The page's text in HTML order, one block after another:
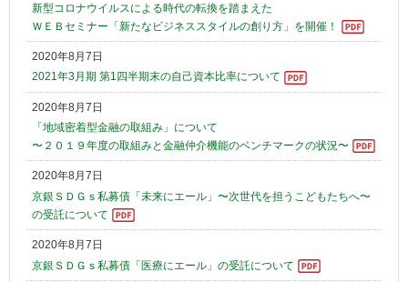
新型コロナウイルスによる時代の転換を踏まえた
ＷＥＢセミナー「新たなビジネススタイルの創り方」を開催！
2020年8月7日
2021年3月期 第1四半期末の自己資本比率について
2020年8月7日
「地域密着型金融の取組み」について
〜２０１９年度の取組みと金融仲介機能のベンチマークの状況〜
2020年8月7日
京銀ＳＤＧｓ私募債「未来にエール」〜次世代を担うこどもたちへ〜
の受託について
2020年8月7日
京銀ＳＤＧｓ私募債「医療にエール」の受託について